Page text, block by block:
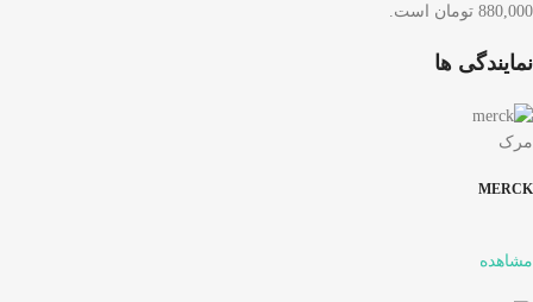
880,000 تومان است.
نمایندگی ها
مرک
MERCK
مشاهده